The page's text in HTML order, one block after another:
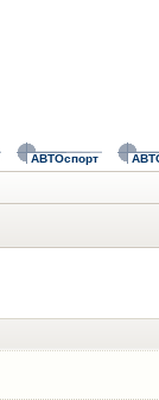
АВТОспорт